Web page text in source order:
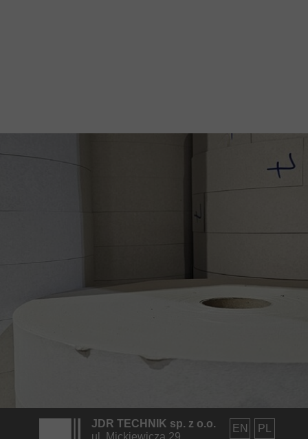
EN PL
JDR TECHNIK sp. z o.o.
ul. Mickiewicza 29